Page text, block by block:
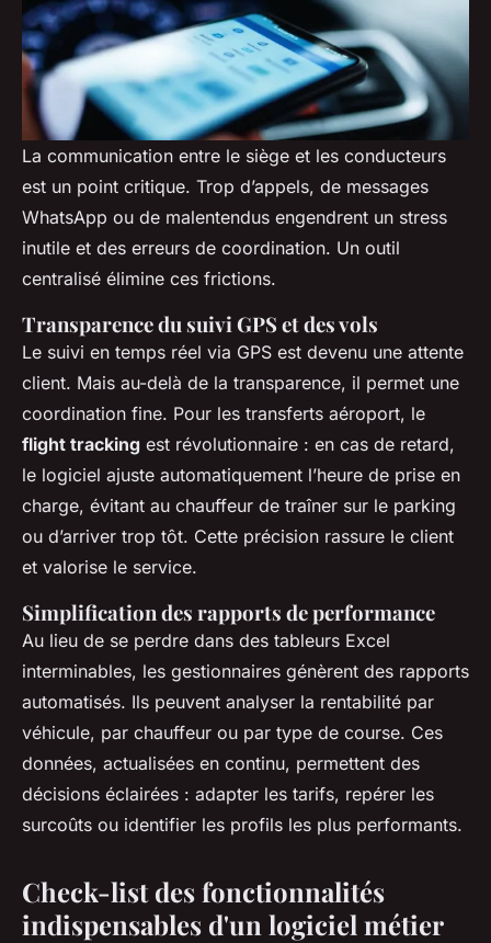
La communication entre le siège et les conducteurs
est un point critique. Trop d’appels, de messages
WhatsApp ou de malentendus engendrent un stress
inutile et des erreurs de coordination. Un outil
centralisé élimine ces frictions.
Transparence du suivi GPS et des vols
Le suivi en temps réel via GPS est devenu une attente
client. Mais au-delà de la transparence, il permet une
coordination fine. Pour les transferts aéroport, le
flight tracking est révolutionnaire : en cas de retard,
le logiciel ajuste automatiquement l’heure de prise en
charge, évitant au chauffeur de traîner sur le parking
ou d’arriver trop tôt. Cette précision rassure le client
et valorise le service.
Simplification des rapports de performance
Au lieu de se perdre dans des tableurs Excel
interminables, les gestionnaires génèrent des rapports
automatisés. Ils peuvent analyser la rentabilité par
véhicule, par chauffeur ou par type de course. Ces
données, actualisées en continu, permettent des
décisions éclairées : adapter les tarifs, repérer les
surcoûts ou identifier les profils les plus performants.
Check-list des fonctionnalités
indispensables d'un logiciel métier